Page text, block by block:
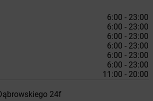
6:00 - 23:00
6:00 - 23:00
6:00 - 23:00
6:00 - 23:00
6:00 - 23:00
6:00 - 23:00
11:00 - 20:00
24f